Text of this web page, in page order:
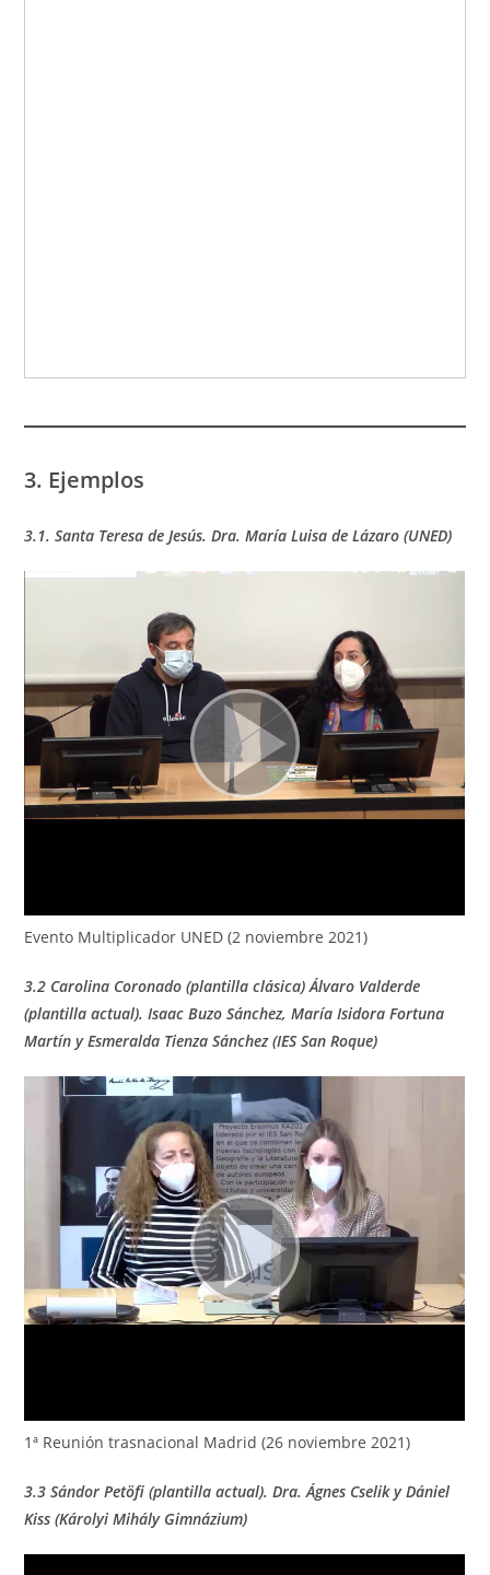
3. Ejemplos
3.1. Santa Teresa de Jesús. Dra. María Luisa de Lázaro (UNED)
Evento Multiplicador UNED (2 noviembre 2021)
3.2 Carolina Coronado (plantilla clásica) Álvaro Valderde
(plantilla actual). Isaac Buzo Sánchez, María Isidora Fortuna
Martín y Esmeralda Tienza Sánchez (IES San Roque)
1ª Reunión trasnacional Madrid (26 noviembre 2021)
3.3 Sándor Petöfi (plantilla actual). Dra. Ágnes Cselik y Dániel
Kiss (Károlyi Mihály Gimnázium)